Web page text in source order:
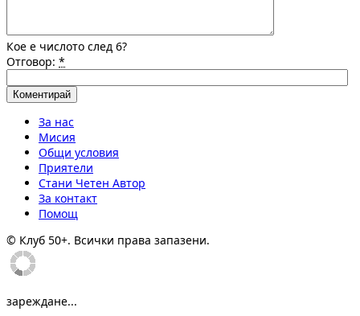
Кое е числото след 6?
Отговор: *
За нас
Мисия
Общи условия
Приятели
Стани Четен Автор
За контакт
Помощ
© Клуб 50+. Всички права запазени.
зареждане...